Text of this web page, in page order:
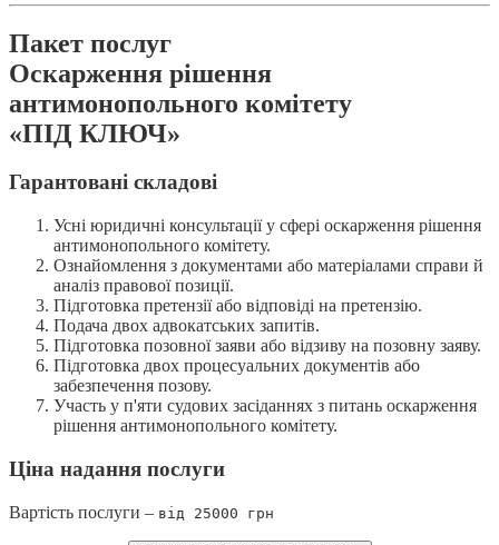
Пакет послуг
Оскарження рішення
антимонопольного комітету
«ПІД КЛЮЧ»
Гарантовані складові
Усні юридичні консультації у сфері оскарження рішення
антимонопольного комітету.
Ознайомлення з документами або матеріалами справи й
аналіз правової позиції.
Підготовка претензії або відповіді на претензію.
Подача двох адвокатських запитів.
Підготовка позовної заяви або відзиву на позовну заяву.
Підготовка двох процесуальних документів або
забезпечення позову.
Участь у п'яти судових засіданнях з питань оскарження
рішення антимонопольного комітету.
Ціна надання послуги
Вартість послуги – від 25000 грн